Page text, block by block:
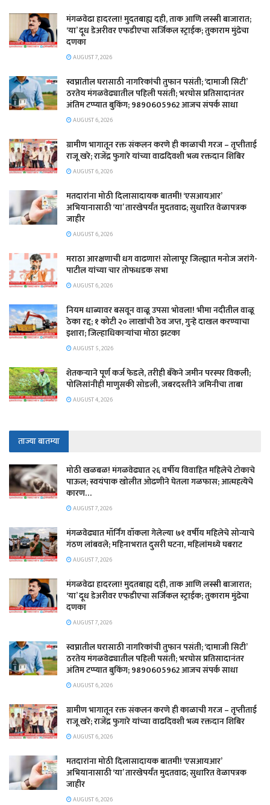
​मंगळवेढा हादरला! मुदतबाह्य दही, ताक आणि लस्सी बाजारात;
‘या’ दूध डेअरीवर एफडीएचा सर्जिकल स्ट्राईक; ​तुकाराम मुंढेचा
दणका
AUGUST 7, 2026
स्वप्नातील घरासाठी नागरिकांची तुफान पसंती; ‘दामाजी सिटी’
ठरतेय मंगळवेढ्यातील पहिली पसंती; भरघोस प्रतिसादानंतर
अंतिम टप्प्यात बुकिंग; 9890605962 आजच संपर्क साधा
AUGUST 6, 2026
ग्रामीण भागातून रक्त संकलन करणे ही काळाची गरज – तृप्तीताई
राजू खरे; राजेंद्र फुगारे यांच्या वाढदिवशी भव्य रक्तदान शिबिर
AUGUST 6, 2026
मतदारांना मोठी दिलासादायक बातमी! ‘एसआयआर’
अभियानासाठी ‘या’ तारखेपर्यंत मुदतवाढ; सुधारित वेळापत्रक
जाहीर
AUGUST 6, 2026
मराठा आरक्षणाची धग वाढणार! सोलापूर जिल्ह्यात मनोज जरांगे-
पाटील यांच्या चार तोफधडक सभा
AUGUST 6, 2026
नियम धाब्यावर बसवून वाळू उपसा भोवला! भीमा नदीतील वाळू
ठेका रद्द; १ कोटी २० लाखांची ठेव जप्त, गुन्हे दाखल करण्याचा
इशारा; जिल्हाधिकाऱ्यांचा मोठा झटका
AUGUST 5, 2026
शेतकऱ्याने पूर्ण कर्ज फेडले, तरीही बँकेने जमीन परस्पर विकली;
पोलिसांनीही माणुसकी सोडली, जबरदस्तीने जमिनीचा ताबा
AUGUST 4, 2026
ताज्या बातम्या
मोठी खळबळ! मंगळवेढ्यात २६ वर्षीय विवाहित महिलेचे टोकाचे
पाऊल; स्वयंपाक खोलीत ओढणीने घेतला गळफास; आत्महत्येचे
कारण…
AUGUST 7, 2026
मंगळवेढ्यात मॉर्निंग वॉकला गेलेल्या ७१ वर्षीय महिलेचे सोन्याचे
गंठण लांबवले; महिनाभरात दुसरी घटना, महिलांमध्ये घबराट
AUGUST 7, 2026
​मंगळवेढा हादरला! मुदतबाह्य दही, ताक आणि लस्सी बाजारात;
‘या’ दूध डेअरीवर एफडीएचा सर्जिकल स्ट्राईक; ​तुकाराम मुंढेचा
दणका
AUGUST 7, 2026
स्वप्नातील घरासाठी नागरिकांची तुफान पसंती; ‘दामाजी सिटी’
ठरतेय मंगळवेढ्यातील पहिली पसंती; भरघोस प्रतिसादानंतर
अंतिम टप्प्यात बुकिंग; 9890605962 आजच संपर्क साधा
AUGUST 6, 2026
ग्रामीण भागातून रक्त संकलन करणे ही काळाची गरज – तृप्तीताई
राजू खरे; राजेंद्र फुगारे यांच्या वाढदिवशी भव्य रक्तदान शिबिर
AUGUST 6, 2026
मतदारांना मोठी दिलासादायक बातमी! ‘एसआयआर’
अभियानासाठी ‘या’ तारखेपर्यंत मुदतवाढ; सुधारित वेळापत्रक
जाहीर
AUGUST 6, 2026